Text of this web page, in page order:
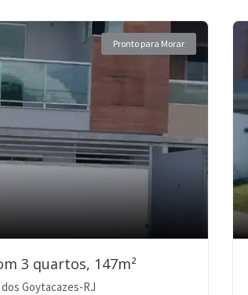
Pronto para Morar
3 quartos, 147m²
Goytacazes-RJ